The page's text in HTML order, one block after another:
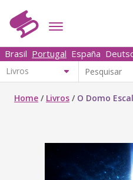
Brasil Portugal España
Home / Livros / O Domo